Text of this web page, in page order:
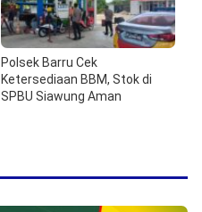
Polsek Barru Cek
Ketersediaan BBM, Stok di
SPBU Siawung Aman